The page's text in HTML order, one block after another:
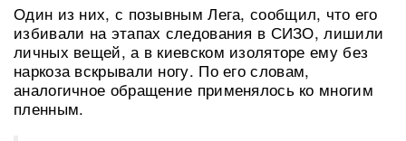
Один из них, с позывным Лега, сообщил, что его
избивали на этапах следования в СИЗО, лишили
личных вещей, а в киевском изоляторе ему без
наркоза вскрывали ногу. По его словам,
аналогичное обращение применялось ко многим
пленным.